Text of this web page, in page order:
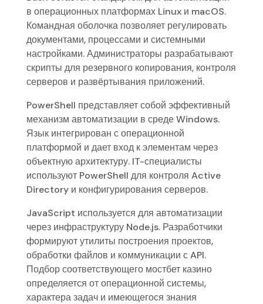
в операционных платформах Linux и macOS.
Командная оболочка позволяет регулировать
документами, процессами и системными
настройками. Администраторы разрабатывают
скрипты для резервного копирования, контроля
серверов и развёртывания приложений.
PowerShell представляет собой эффективный
механизм автоматизации в среде Windows.
Язык интегрирован с операционной
платформой и дает вход к элементам через
объектную архитектуру. IT-специалисты
используют PowerShell для контроля Active
Directory и конфигурирования серверов.
JavaScript используется для автоматизации
через инфраструктуру Node.js. Разработчики
формируют утилиты построения проектов,
обработки файлов и коммуникации с API.
Подбор соответствующего мостбет казино
определяется от операционной системы,
характера задач и имеющегося знания